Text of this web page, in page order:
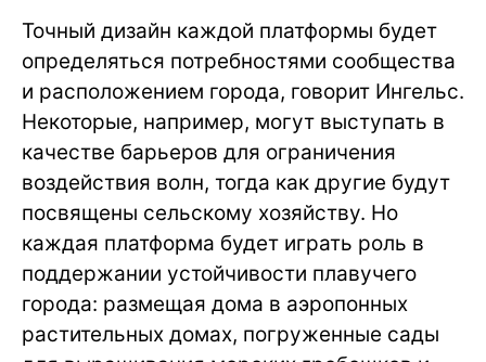
Точный дизайн каждой платформы будет
определяться потребностями сообщества
и расположением города, говорит Ингельс.
Некоторые, например, могут выступать в
качестве барьеров для ограничения
воздействия волн, тогда как другие будут
посвящены сельскому хозяйству. Но
каждая платформа будет играть роль в
поддержании устойчивости плавучего
города: размещая дома в аэропонных
растительных домах, погруженные сады